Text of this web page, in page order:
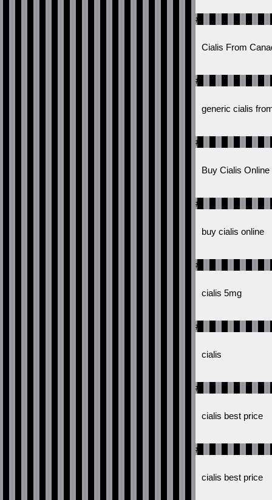
#
Cialis From
#
generic cialis
#
Buy Cialis Online
#
buy cialis online
#
cialis 5mg
#
cialis
#
cialis best price
#
cialis best price